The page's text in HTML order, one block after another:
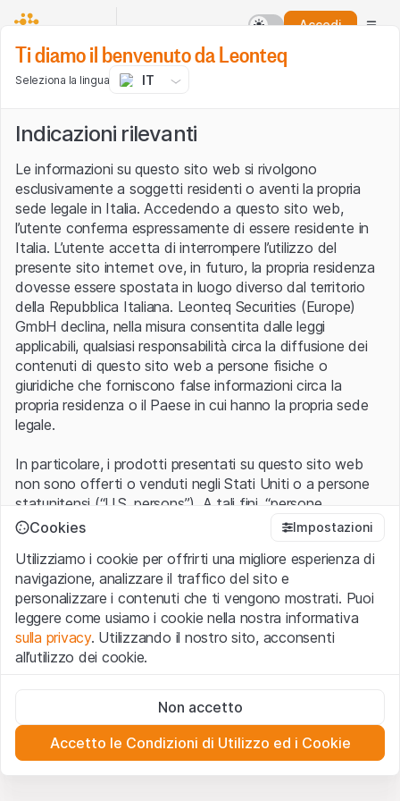
Accedi
Ti diamo il benvenuto da Leonteq
Seleziona la lingua IT
Indicazioni rilevanti
Le informazioni su questo sito web si rivolgono
esclusivamente a soggetti residenti o aventi la propria
sede legale in Italia. Accedendo a questo sito web,
l’utente conferma espressamente di essere residente in
Italia. L’utente accetta di interrompere l’utilizzo del
presente sito internet ove, in futuro, la propria residenza
dovesse essere spostata in luogo diverso dal territorio
della Repubblica Italiana. Leonteq Securities (Europe)
GmbH declina, nella misura consentita dalle leggi
applicabili, qualsiasi responsabilità circa la diffusione dei
contenuti di questo sito web a persone fisiche o
giuridiche che forniscono false informazioni circa la
propria residenza o il Paese in cui hanno la propria sede
legale.
In particolare, i prodotti presentati su questo sito web
non sono offerti o venduti negli Stati Uniti o a persone
statunitensi (“U.S. persons”). A tali fini, “persone
statunitensi” vanno intese nel significato ad esse ascritto
1933 che include le persone residenti negli Stati Uniti
d’America, le società per azioni e le altre forme societarie
americane.
Condizioni di utilizzo e informazioni legali
Con l’accesso al sito web (di seguito, il “Sito”) si dichiara
avvertenze importanti e le condizioni di utilizzo ivi rese
siano accettate, l’utente è tenuto ad interrompere
l’utilizzo del presente Sito.
Cookies Impostazioni
Utilizziamo i cookie per offrirti una migliore esperienza di
navigazione, analizzare il traffico del sito e
personalizzare i contenuti che ti vengono mostrati. Puoi
leggere come usiamo i cookie nella nostra informativa
sulla privacy. Utilizzando il nostro sito, acconsenti
all’utilizzo dei cookie.
Questi cookie sono necessari per il funzionamento del sito
web e non possono essere disattivati.
Cookie analitici
Questi cookie monitorano in forma anonima le interazioni
Non accetto
Accetto le Condizioni di Utilizzo ed i Cookie